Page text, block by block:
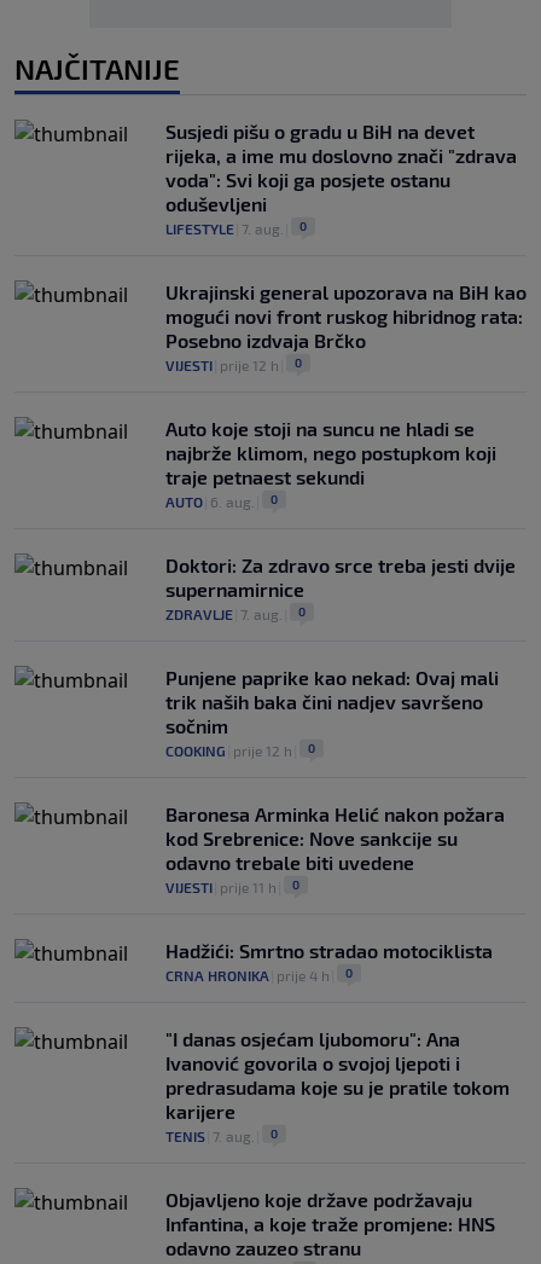
NAJČITANIJE
Susjedi pišu o gradu u BiH na devet
rijeka, a ime mu doslovno znači "zdrava
voda": Svi koji ga posjete ostanu
oduševljeni
LIFESTYLE 7. aug. 0
Ukrajinski general upozorava na BiH kao
mogući novi front ruskog hibridnog rata:
Posebno izdvaja Brčko
VIJESTI prije 12 h 0
Auto koje stoji na suncu ne hladi se
najbrže klimom, nego postupkom koji
traje petnaest sekundi
AUTO 6. aug. 0
Doktori: Za zdravo srce treba jesti dvije
supernamirnice
ZDRAVLJE 7. aug. 0
Punjene paprike kao nekad: Ovaj mali
trik naših baka čini nadjev savršeno
sočnim
COOKING prije 12 h 0
Baronesa Arminka Helić nakon požara
kod Srebrenice: Nove sankcije su
odavno trebale biti uvedene
VIJESTI prije 11 h 0
Hadžići: Smrtno stradao motociklista
CRNA HRONIKA prije 4 h 0
"I danas osjećam ljubomoru": Ana
Ivanović govorila o svojoj ljepoti i
predrasudama koje su je pratile tokom
karijere
TENIS 7. aug. 0
Objavljeno koje države podržavaju
Infantina, a koje traže promjene: HNS
odavno zauzeo stranu